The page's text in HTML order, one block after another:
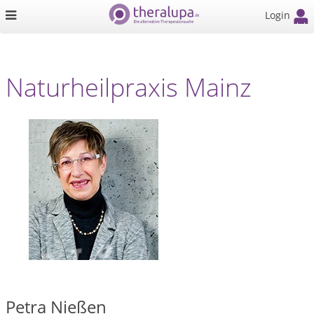
Login
Naturheilpraxis Mainz
Petra Nießen